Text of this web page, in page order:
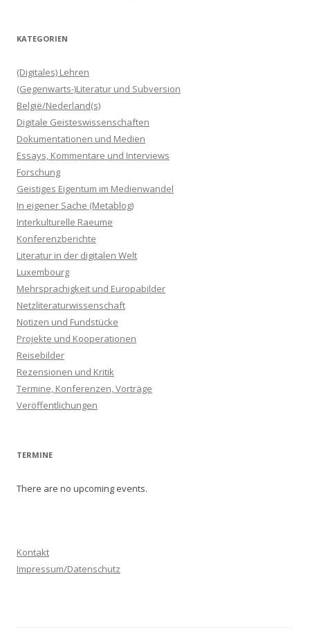
KATEGORIEN
(Digitales) Lehren
(Gegenwarts-)Literatur und Subversion
België/Nederland(s)
Digitale Geisteswissenschaften
Dokumentationen und Medien
Essays, Kommentare und Interviews
Forschung
Geistiges Eigentum im Medienwandel
In eigener Sache (Metablog)
Interkulturelle Raeume
Konferenzberichte
Literatur in der digitalen Welt
Luxembourg
Mehrsprachigkeit und Europabilder
Netzliteraturwissenschaft
Notizen und Fundstücke
Projekte und Kooperationen
Reisebilder
Rezensionen und Kritik
Termine, Konferenzen, Vorträge
Veröffentlichungen
TERMINE
There are no upcoming events.
Kontakt
Impressum/Datenschutz